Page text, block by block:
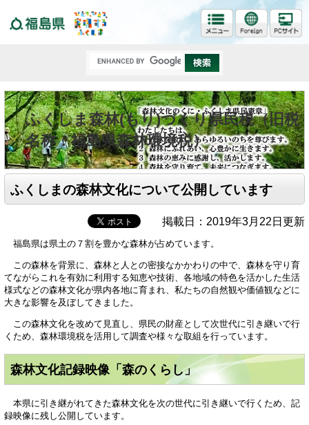
ふくしま森林(もり)づくり県民税（旧税
名称：福島県森林環境税）
ふくしまの森林文化について公開しています
掲載日：2019年3月22日更新
福島県は県土の７割を豊かな森林が占めています。
この森林を背景に、森林と人との密接なかかわりの中で、森林を守り育
てながらこれを有効に利用する知恵や技術、各地域の特色を活かした生活
様式などの森林文化が県内各地に育まれ、私たちの自然観や価値観などに
大きな影響を及ぼしてきました。
この森林文化を改めて見直し、県民の財産として次世代に引き継いで行
くため、森林環境税を活用して調査や様々な取組を行っています。
森林文化記録映像「森のくらし」
本県に引き継がれてきた森林文化を次の世代に引き継いで行くため、記
録映像に残し公開しています。